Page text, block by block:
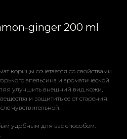
ginger 200 ml
корицы сочетается со свойствами
апельсина и ароматической
улучшить внешний вид кожи,
и защитить ее от старения.
чувствительной.
удобным для вас способом.